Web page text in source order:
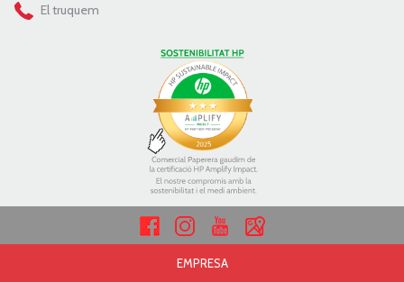
El truquem
EMPRESA